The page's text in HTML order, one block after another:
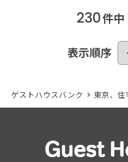
230件中
表示順序
ゲストハウスバンク > 東京、住